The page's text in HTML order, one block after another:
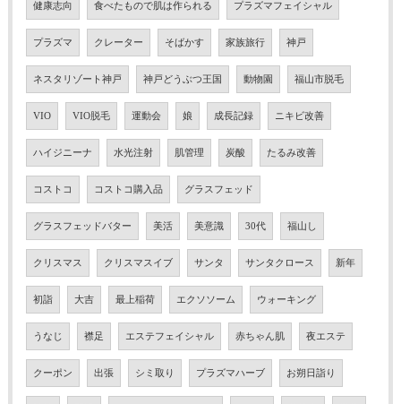
健康志向 食べたもので肌は作られる プラズマフェイシャル
プラズマ クレーター そばかす 家族旅行 神戸
ネスタリゾート神戸 神戸どうぶつ王国 動物園 福山市脱毛
VIO VIO脱毛 運動会 娘 成長記録 ニキビ改善
ハイジニーナ 水光注射 肌管理 炭酸 たるみ改善
コストコ コストコ購入品 グラスフェッド
グラスフェッドバター 美活 美意識 30代 福山し
クリスマス クリスマスイブ サンタ サンタクロース 新年
初詣 大吉 最上稲荷 エクソソーム ウォーキング
うなじ 襟足 エステフェイシャル 赤ちゃん肌 夜エステ
クーポン 出張 シミ取り プラズマハーブ お朔日詣り